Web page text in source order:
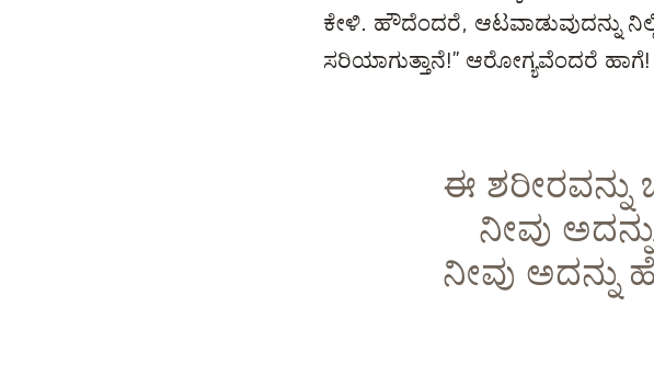
ಕೇಳಿ. ಹೌದೆಂದರೆ, ಆಟವಾಡುವುದನ್ನು
ಸರಿಯಾಗುತ್ತಾನೆ!” ಆರೋಗ್ಯವೆಂದರೆ ಹಾಗೆ!
ಈ
ನೀವು
ನೀವು ಅದನ್ನು